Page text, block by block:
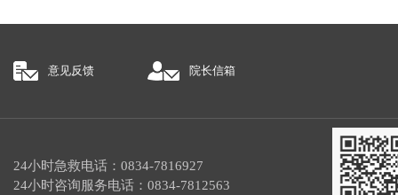
意见反馈 院长信箱
24小时急救电话：0834-7816927
24小时咨询服务电话：0834-7812563